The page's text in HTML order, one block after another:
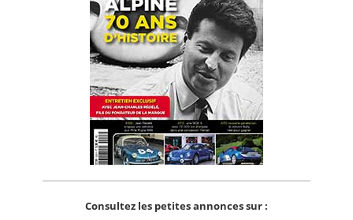
Consultez les petites annonces sur :